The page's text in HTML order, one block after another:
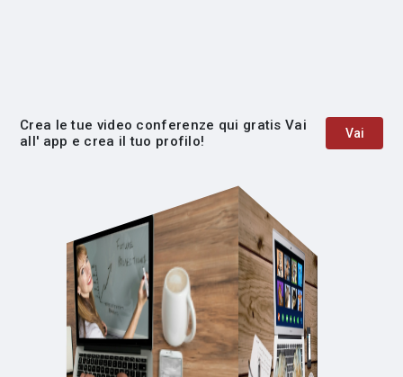
Crea le tue video conferenze qui gratis Vai
all' app e crea il tuo profilo!
Vai